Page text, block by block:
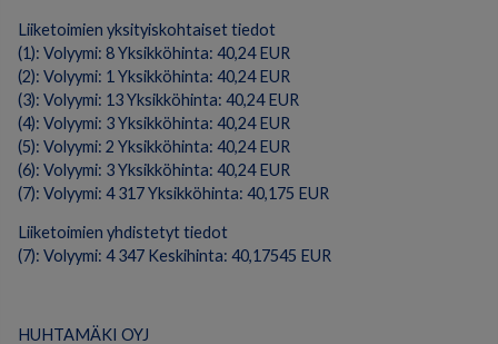
Liiketoimien yksityiskohtaiset tiedot
(1): Volyymi: 8 Yksikköhinta: 40,24 EUR
(2): Volyymi: 1 Yksikköhinta: 40,24 EUR
(3): Volyymi: 13 Yksikköhinta: 40,24 EUR
(4): Volyymi: 3 Yksikköhinta: 40,24 EUR
(5): Volyymi: 2 Yksikköhinta: 40,24 EUR
(6): Volyymi: 3 Yksikköhinta: 40,24 EUR
(7): Volyymi: 4 317 Yksikköhinta: 40,175 EUR
Liiketoimien yhdistetyt tiedot
(7): Volyymi: 4 347 Keskihinta: 40,17545 EUR
HUHTAMÄKI OYJ